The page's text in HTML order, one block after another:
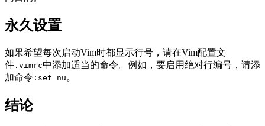
永久设置
如果希望每次启动Vim时都显示行号，请在Vim配置文
件 .vimrc中添加适当的命令。例如，要启用绝对行编号，请添
加命令 :set nu 。
结论